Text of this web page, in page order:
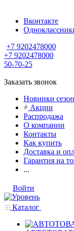
Вконтакте
+7 9202478000
+7 9202478000
50-70-25
Заказать звонок
Новинки
Акции
Распродажа
О компании
Контакты
Как купить
Доставка и
Гарантия на
...
Войти
Каталог